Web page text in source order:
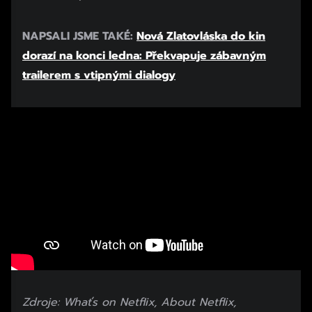
NAPSALI JSME TAKÉ: Nová Zlatovláska do kin
dorazí na konci ledna: Překvapuje zábavným
trailerem s vtipnými dialogy
Zdroje: Whaťs on Netflix, About Netflix,